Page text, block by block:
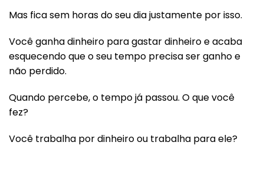
Mas fica sem horas do seu dia justamente por isso.
Você ganha dinheiro para gastar dinheiro e acaba
esquecendo que o seu tempo precisa ser ganho e
não perdido.
Quando percebe, o tempo já passou. O que você
fez?
Você trabalha por dinheiro ou trabalha para ele?